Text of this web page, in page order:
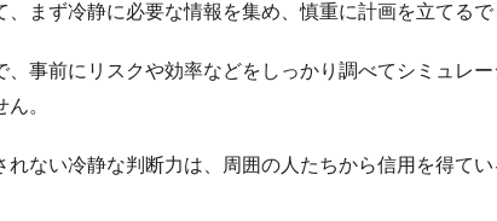
まず冷静に必要な情報を集め、慎重に計画を立てるで
、事前にリスクや効率などをしっかり調べてシミュレ
。
ない冷静な判断力は、周囲の人たちから信用を得てい